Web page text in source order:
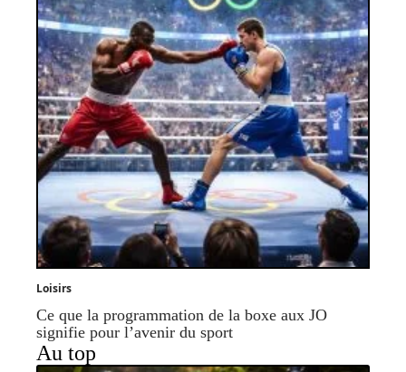
Loisirs
Ce que la programmation de la boxe aux JO
signifie pour l’avenir du sport
Au top